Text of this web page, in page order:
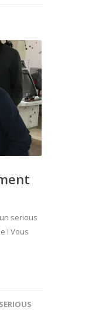
serious
! Vous
SERIOUS